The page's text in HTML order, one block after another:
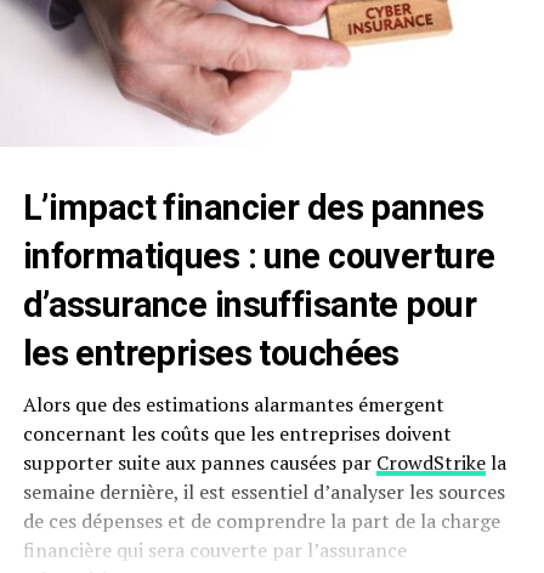
L’impact financier des pannes
informatiques : une couverture
d’assurance insuffisante pour
les entreprises touchées
Alors que des estimations alarmantes émergent
concernant les coûts que les entreprises doivent
supporter suite aux pannes causées par CrowdStrikela
semaine dernière, il est essentiel d’analyser les sources
de ces dépenses et de comprendre la part de la charge
financière qui sera couverte par l’assurance